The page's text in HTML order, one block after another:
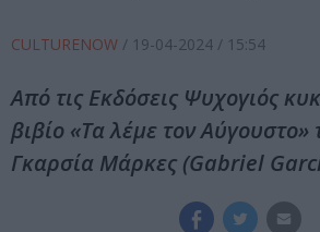
CULTURENOW / 19-04-2024 / 15:54
Από τις Εκδόσεις Ψυχογιός
βιβίο «Τα λέμε τον Αύγουστο»
Γκαρσία Μάρκες (Gabriel